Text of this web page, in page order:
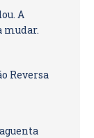
A
mudar.
Reversa